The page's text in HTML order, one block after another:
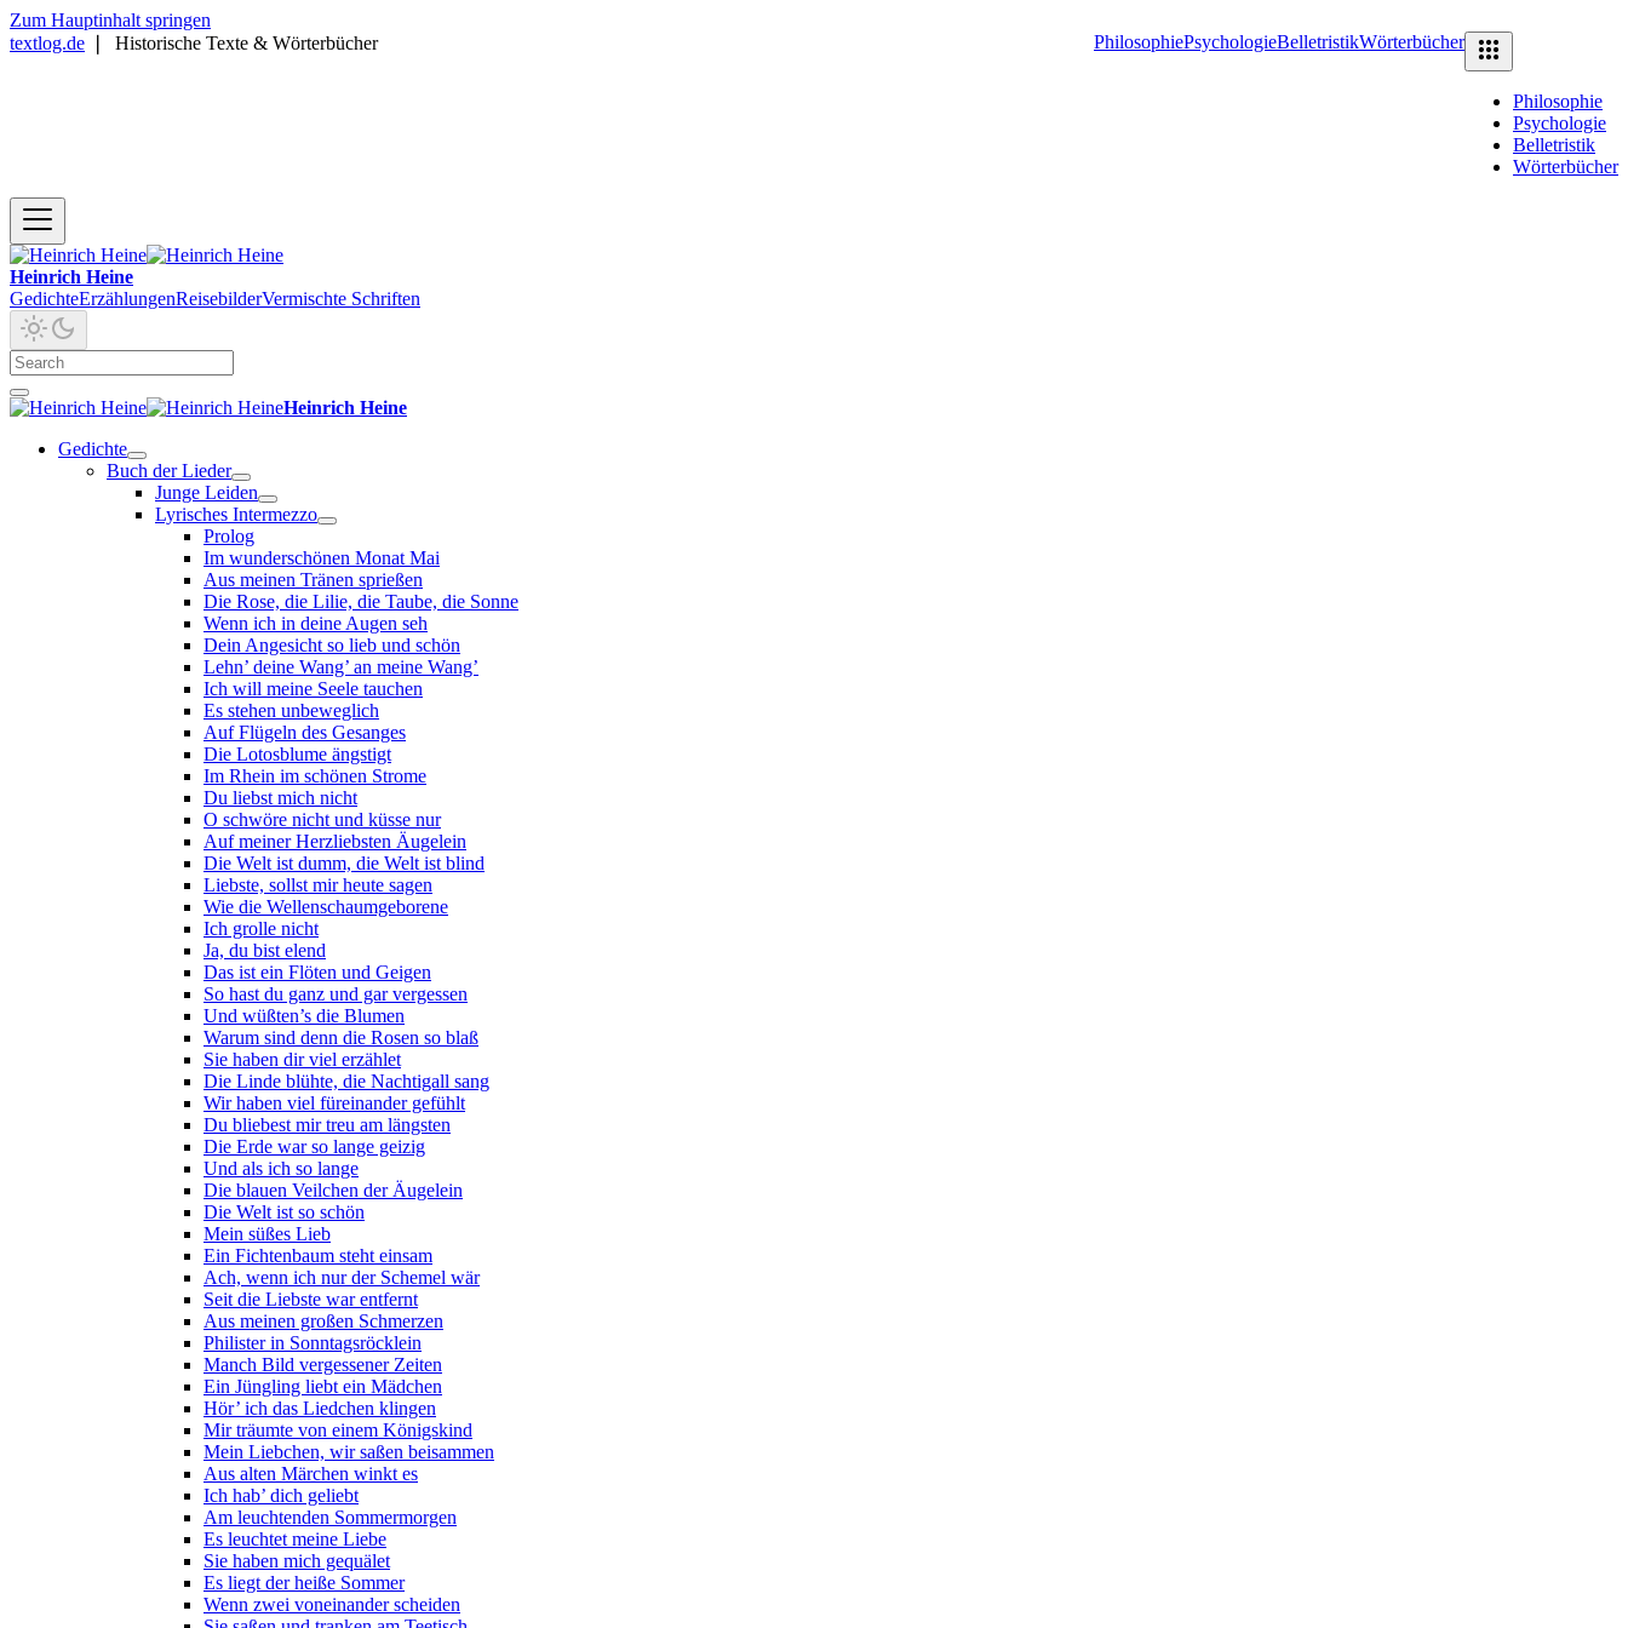
Zum Hauptinhalt springen
textlog.de
Historische Texte & Wörterbücher PhilosophiePsychologieBelletristikWörterbücher
Philosophie
Psychologie
Belletristik
Wörterbücher
Heinrich Heine
GedichteErzählungenReisebilderVermischte Schriften
Heinrich Heine
Gedichte
Buch der Lieder
Junge Leiden
Lyrisches Intermezzo
Prolog
Im wunderschönen Monat Mai
Aus meinen Tränen sprießen
Die Rose, die Lilie, die Taube, die Sonne
Wenn ich in deine Augen seh
Dein Angesicht so lieb und schön
Lehn’ deine Wang’ an meine Wang’
Ich will meine Seele tauchen
Es stehen unbeweglich
Auf Flügeln des Gesanges
Die Lotosblume ängstigt
Im Rhein im schönen Strome
Du liebst mich nicht
O schwöre nicht und küsse nur
Auf meiner Herzliebsten Äugelein
Die Welt ist dumm, die Welt ist blind
Liebste, sollst mir heute sagen
Wie die Wellenschaumgeborene
Ich grolle nicht
Ja, du bist elend
Das ist ein Flöten und Geigen
So hast du ganz und gar vergessen
Und wüßten’s die Blumen
Warum sind denn die Rosen so blaß
Sie haben dir viel erzählet
Die Linde blühte, die Nachtigall sang
Wir haben viel füreinander gefühlt
Du bliebest mir treu am längsten
Die Erde war so lange geizig
Und als ich so lange
Die blauen Veilchen der Äugelein
Die Welt ist so schön
Mein süßes Lieb
Ein Fichtenbaum steht einsam
Ach, wenn ich nur der Schemel wär
Seit die Liebste war entfernt
Aus meinen großen Schmerzen
Philister in Sonntagsröcklein
Manch Bild vergessener Zeiten
Ein Jüngling liebt ein Mädchen
Hör’ ich das Liedchen klingen
Mir träumte von einem Königskind
Mein Liebchen, wir saßen beisammen
Aus alten Märchen winkt es
Ich hab’ dich geliebt
Am leuchtenden Sommermorgen
Es leuchtet meine Liebe
Sie haben mich gequälet
Es liegt der heiße Sommer
Wenn zwei voneinander scheiden